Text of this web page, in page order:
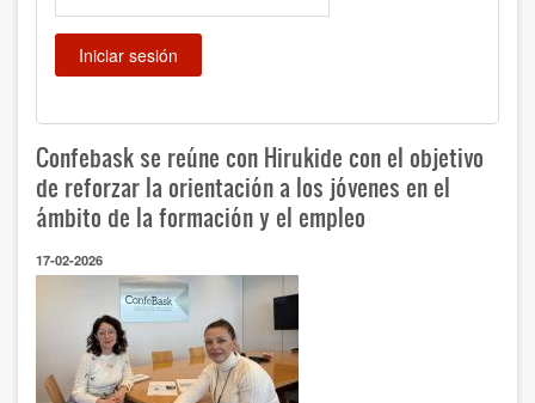
Confebask se reúne con Hirukide con el objetivo
de reforzar la orientación a los jóvenes en el
ámbito de la formación y el empleo
17-02-2026